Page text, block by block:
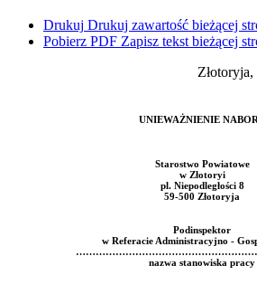
Drukuj Drukuj zawartość bieżącej
Pobierz PDF Zapisz tekst bieżącej
UNIEWAŻNIENIE
Starostwo Powiatowe
w Złotoryi
pl. Niepodległości 8
59-500 Złotoryja
Podinspektor
w Referacie Administracyjno -
nazwa stanowiska pracy